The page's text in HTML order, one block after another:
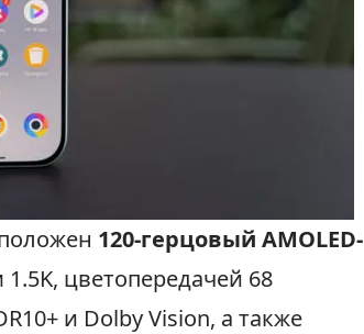
120-герцовый AMOLED-
цветопередачей 68
и Dolby Vision, а также